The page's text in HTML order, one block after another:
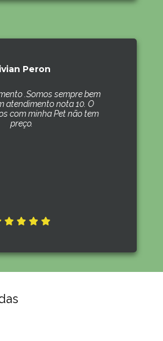
Peron
.Somos sempre bem
atendimento nota 10. O
com minha Pet não tem
preço.